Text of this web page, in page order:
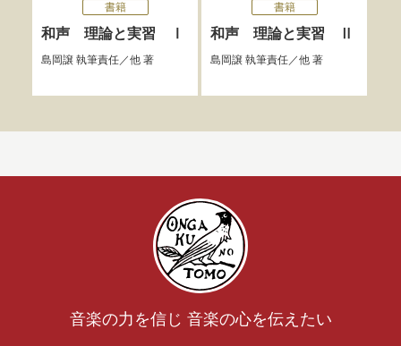
書籍
和声 理論と実習 Ⅰ
島岡譲執筆責任／他 著
書籍
和声 理論と実習 Ⅱ
島岡譲執筆責任／他 著
音楽の力を信じ 音楽の心を伝えたい